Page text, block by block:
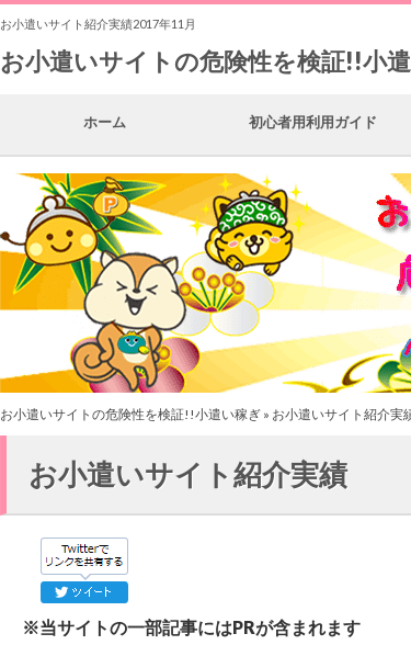
お小遣いサイト紹介実績2017年11月
お小遣いサイトの危険性を検証!!小
ホーム 初心者用利用ガイド
お小遣いサイトの危険性を検証!!小遣い稼ぎ » お小遣いサイト紹介実
お小遣いサイト紹介実績
※当サイトの一部記事にはPRが含まれます